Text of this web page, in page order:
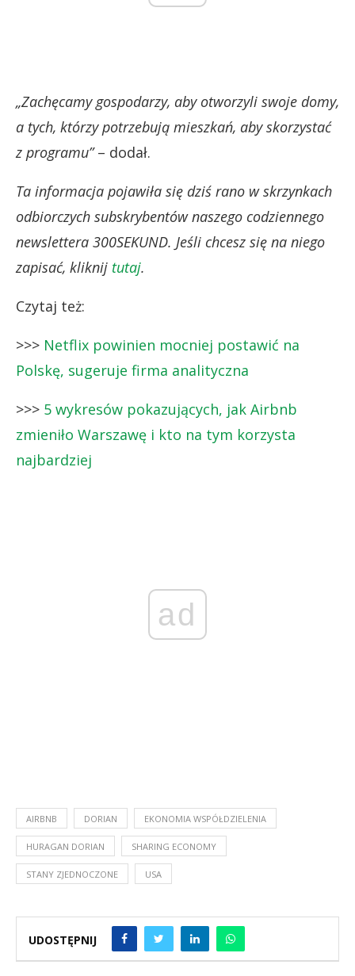
„Zachęcamy gospodarzy, aby otworzyli swoje domy,
a tych, którzy potrzebują mieszkań, aby skorzystać
z programu”– dodał.
Ta informacja pojawiła się dziś rano w skrzynkach
odbiorczych subskrybentów naszego codziennego
newslettera 300SEKUND. Jeśli chcesz się na niego
zapisać, kliknij tutaj.
Czytaj też:
>>> Netflix powinien mocniej postawić na
Polskę, sugeruje firma analityczna
>>> 5 wykresów pokazujących, jak Airbnb
zmieniło Warszawę i kto na tym korzysta
najbardziej
ad
AIRBNB DORIAN EKONOMIA WSPÓŁDZIELENIA
HURAGAN DORIAN SHARING ECONOMY
STANY ZJEDNOCZONE USA
UDOSTĘPNIJ